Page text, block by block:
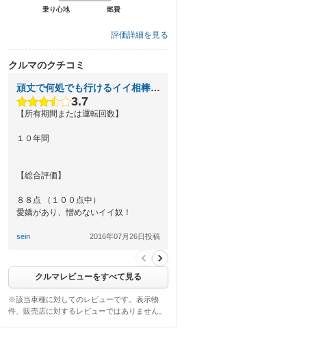
燃費
乗り心地 燃費
乗り心地
評価詳細を見る
クルマのクチコミ
頑丈で何処でも行けるイイ相棒！！
3.7
【所有期間または運転回数】
１０年間
【総合評価】
８８点 （１００点中）
愛嬌があり、憎めないイイ奴！
とにかく頑丈で、所有１０年間で故障
なし。
しかも、走行距離 １９万キロ 走りまし
た…
sein 2016年07月26日投稿
クルマレビューをすべて見る
※該当車種に対してのレビューです。表示物
件、販売店に対するレビューではありません。